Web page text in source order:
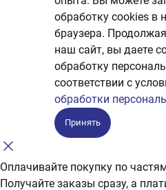
обработку сookies в
браузера.
наш сайт, вы даете
обработку
соответствии с
обработки
Принять
Оплачивайте покупку по
Получайте заказы сразу, а